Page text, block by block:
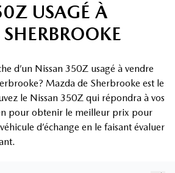
USAGÉ À
d’un Nissan 350Z usagé à vendre
Mazda de Sherbrooke est le
le Nissan 350Z qui répondra à vos
pour obtenir le meilleur prix pour
d’échange en le faisant évaluer